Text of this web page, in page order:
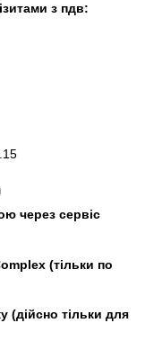
з пдв:
через сервіс
(тільки по
(дійсно тільки для